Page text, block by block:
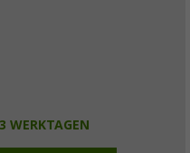
WERKTAGEN